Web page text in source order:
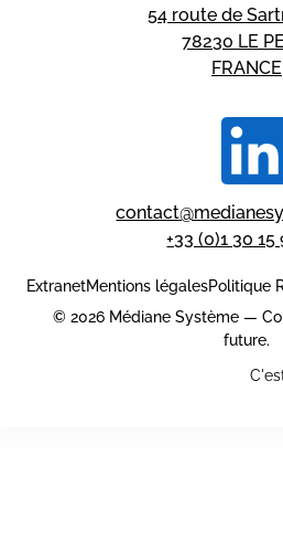
54 route de
78230 LE
FRANCE
+33 (0)1 30 15
ExtranetMentions légalesPolitique
© 2026 Médiane Système —
future.